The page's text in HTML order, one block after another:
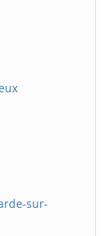
sur-